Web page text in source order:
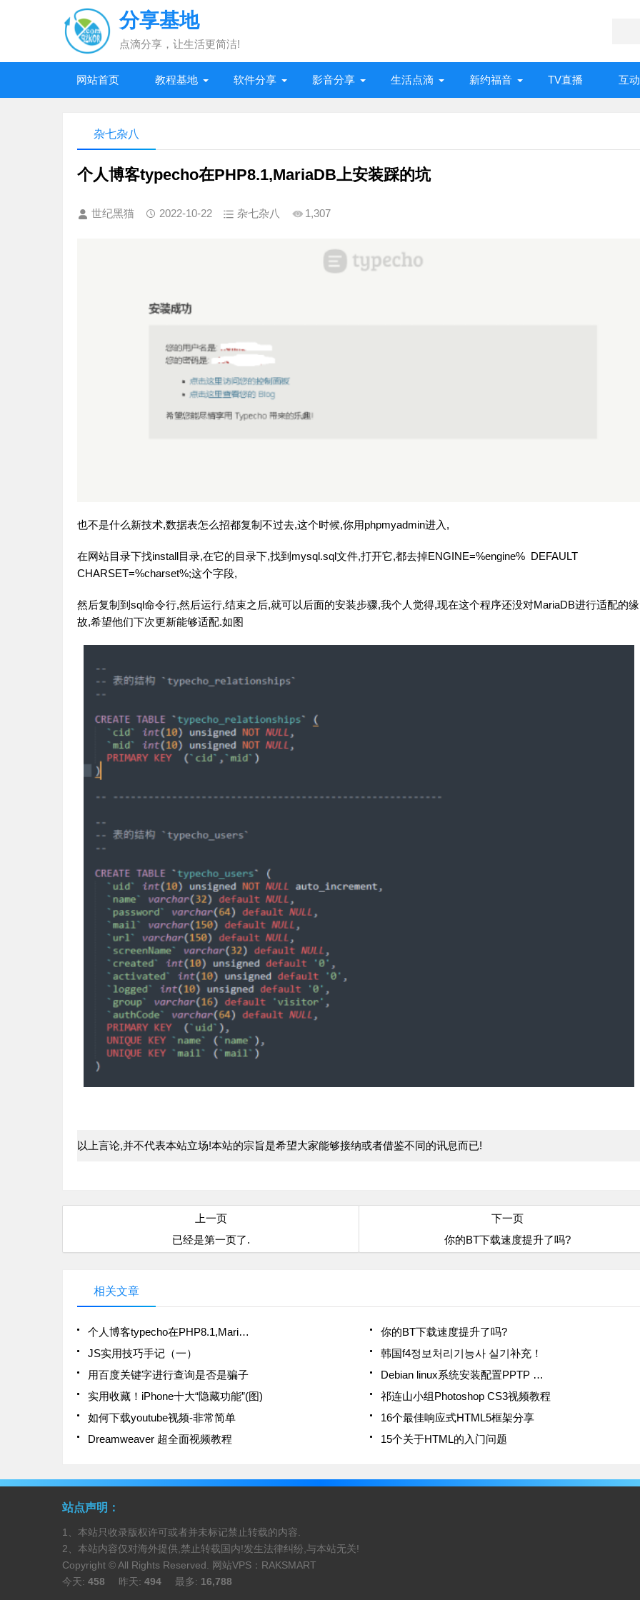
分享基地
点滴分享，让生活更简洁!
网站首页 教程基地 软件分享 影音分享 生活点滴 新约福音 TV直播 互
杂七杂八
个人博客typecho在PHP8.1,MariaDB上安装踩的坑
世纪黑猫 2022-10-22 杂七杂八 1,307
也不是什么新技术,数据表怎么招都复制不过去,这个时候,你用phpmyadmin进入,
在网站目录下找install目录,在它的目录下,找到mysql.sql文件,打开它,都去掉ENGINE=%engine% DEFAULT
CHARSET=%charset%;这个字段,
然后复制到sql命令行,然后运行,结束之后,就可以后面的安装步骤,我个人觉得,现在这个程序还没对MariaDB进行适配的缘
故,希望他们下次更新能够适配.如图
以上言论,并不代表本站立场!本站的宗旨是希望大家能够接纳或者借鉴不同的讯息而已!
上一页
已经是第一页了.
下一页
你的BT下载速度提升了吗?
相关文章
个人博客typecho在PHP8.1,Mari…
你的BT下载速度提升了吗?
JS实用技巧手记（一）
韩国f4정보처리기능사 실기补充！
用百度关键字进行查询是否是骗子
Debian linux系统安装配置PPTP …
实用收藏！iPhone十大“隐藏功能”(图)
祁连山小组Photoshop CS3视频教程
如何下载youtube视频-非常简单
16个最佳响应式HTML5框架分享
Dreamweaver 超全面视频教程
15个关于HTML的入门问题
站点声明：
1、本站只收录版权许可或者并未标记禁止转载的内容.
2、本站内容仅对海外提供,禁止转载国内!发生法律纠纷,与本站无关!
Copyright © All Rights Reserved. 网站VPS： RAKSMART
今天: 458 昨天: 494 最多: 16,788